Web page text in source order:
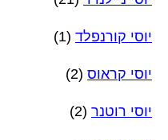
יוסי קורנפלד (1)
יוסי קראוס (2)
יוסי רוטנר (2)